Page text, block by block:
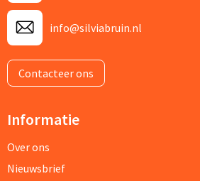
info@silviabruin.nl
Contacteer ons
Informatie
Over ons
Nieuwsbrief